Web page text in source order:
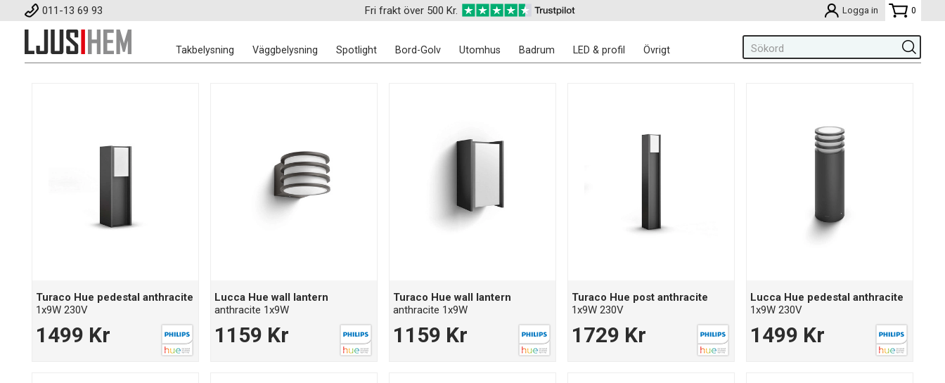
011-13 69 93 Fri frakt över 500 Kr. Logga in 0
Takbelysning Väggbelysning Spotlight Bord-Golv Utomhus Badrum LED & profil Övrigt
Turaco Hue pedestal anthracite
1x9W 230V
1499 Kr
Lucca Hue wall lantern
anthracite 1x9W
1159 Kr
Turaco Hue wall lantern
anthracite 1x9W
1159 Kr
Turaco Hue post anthracite
1x9W 230V
1729 Kr
Lucca Hue pedestal anthracite
1x9W 230V
1499 Kr